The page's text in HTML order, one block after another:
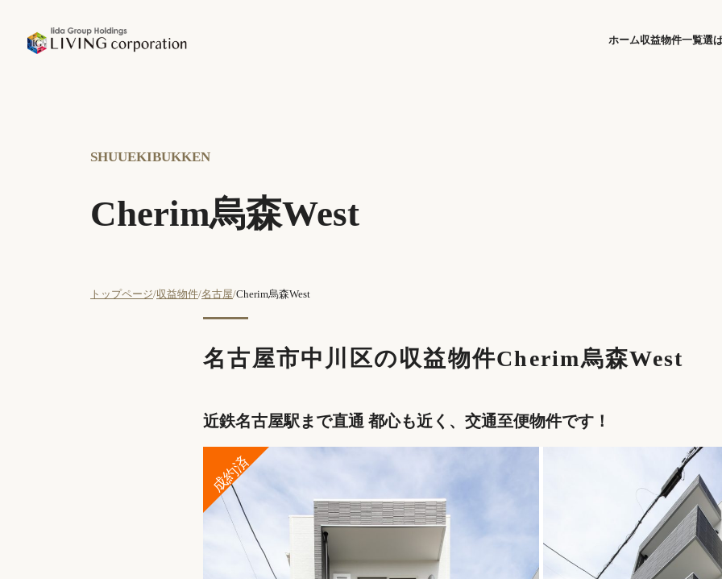
ホーム収益物件一覧選
SHUUEKIBUKKEN
Cherim烏森West
トップページ 収益物件 名古屋 Cherim烏森West
名古屋市中川区の収益物件Cherim烏森West
近鉄名古屋駅まで直通 都心も近く、交通至便物件です！